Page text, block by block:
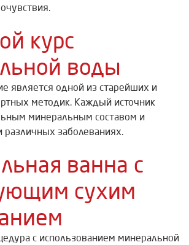
курс
воды
является одной из старейших и
методик. Каждый источник
минеральным составом и
различных заболеваниях.
ванна с
сухим
с использованием минеральной